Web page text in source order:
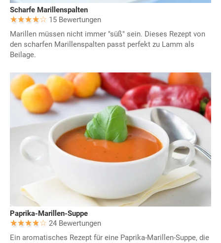
Scharfe Marillenspalten
15 Bewertungen
Marillen müssen nicht immer "süß" sein. Dieses Rezept von
den scharfen Marillenspalten passt perfekt zu Lamm als
Beilage.
Paprika-Marillen-Suppe
24 Bewertungen
Ein aromatisches Rezept für eine Paprika-Marillen-Suppe, die